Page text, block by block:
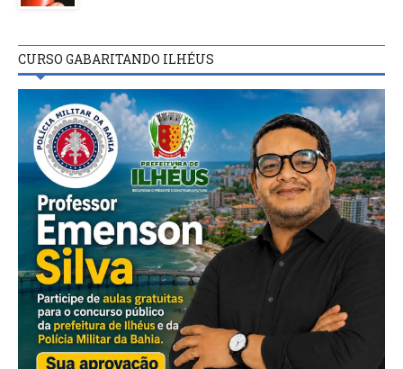
CURSO GABARITANDO ILHÉUS